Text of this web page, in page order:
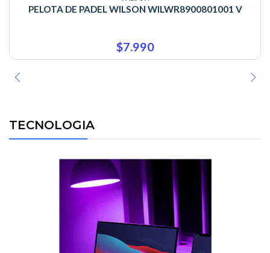
PELOTA DE PADEL WILSON WILWR8900801001 V
$7.990
TECNOLOGIA